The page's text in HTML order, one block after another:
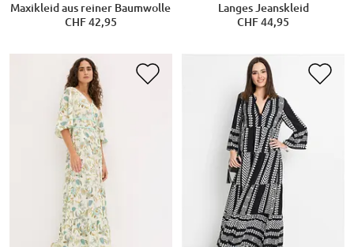
Maxikleid aus reiner Baumwolle
CHF 42,95
Langes Jeanskleid
CHF 44,95